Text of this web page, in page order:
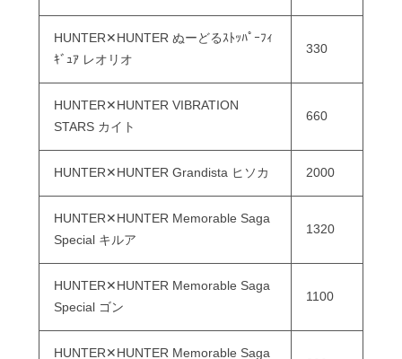
HUNTER✕HUNTER ぬーどるｽﾄｯﾊﾟｰﾌｨ
ｷﾞｭｱ レオリオ
330
HUNTER✕HUNTER VIBRATION
STARS カイト
660
HUNTER✕HUNTER Grandista ヒソカ 2000
HUNTER✕HUNTER Memorable Saga
Special キルア
1320
HUNTER✕HUNTER Memorable Saga
Special ゴン
1100
HUNTER✕HUNTER Memorable Saga